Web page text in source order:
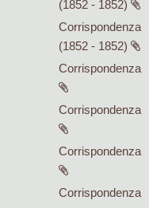
(1852 - 1852)
Corrispondenza
(1852 - 1852)
Corrispondenza
Corrispondenza
Corrispondenza
Corrispondenza